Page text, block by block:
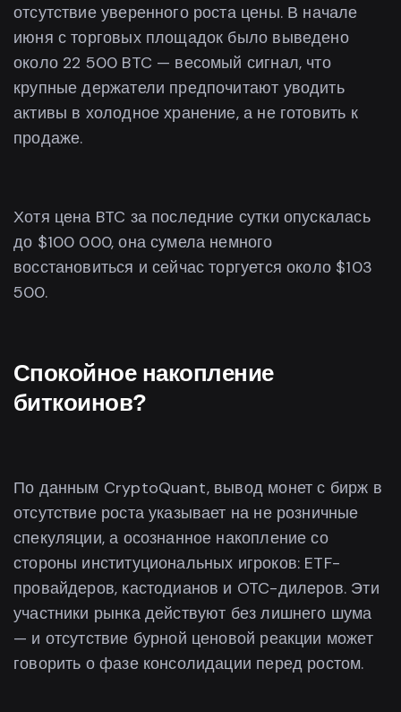
отсутствие уверенного роста цены. В начале
июня с торговых площадок было выведено
около 22 500 BTC — весомый сигнал, что
крупные держатели предпочитают уводить
активы в холодное хранение, а не готовить к
продаже.
Хотя цена BTC за последние сутки опускалась
до $100 000, она сумела немного
восстановиться и сейчас торгуется около $103
500.
Спокойное накопление
биткоинов?
По данным CryptoQuant, вывод монет с бирж в
отсутствие роста указывает на не розничные
спекуляции, а осознанное накопление со
стороны институциональных игроков: ETF-
провайдеров, кастодианов и OTC-дилеров. Эти
участники рынка действуют без лишнего шума
— и отсутствие бурной ценовой реакции может
говорить о фазе консолидации перед ростом.